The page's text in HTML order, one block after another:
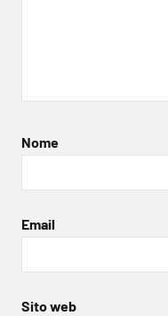
Nome
Email
Sito web